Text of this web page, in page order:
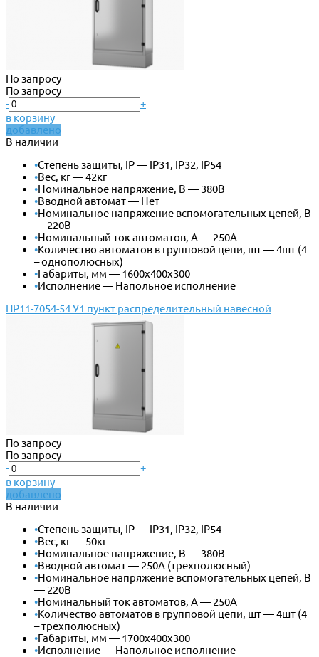
По запросу
По запросу
-
+
в корзину
добавлено
В наличии
•Степень защиты, IP — IP31, IP32, IP54
•Вес, кг — 42кг
•Номинальное напряжение, В — 380В
•Вводной автомат — Нет
•Номинальное напряжение вспомогательных цепей, В
— 220В
•Номинальный ток автоматов, А — 250А
•Количество автоматов в групповой цепи, шт — 4шт (4
– однополюсных)
•Габариты, мм — 1600х400х300
•Исполнение — Напольное исполнение
ПР11-7054-54 У1 пункт распределительный навесной
По запросу
По запросу
-
+
в корзину
добавлено
В наличии
•Степень защиты, IP — IP31, IP32, IP54
•Вес, кг — 50кг
•Номинальное напряжение, В — 380В
•Вводной автомат — 250А (трехполюсный)
•Номинальное напряжение вспомогательных цепей, В
— 220В
•Номинальный ток автоматов, А — 250А
•Количество автоматов в групповой цепи, шт — 4шт (4
– трехполюсных)
•Габариты, мм — 1700х400х300
•Исполнение — Напольное исполнение